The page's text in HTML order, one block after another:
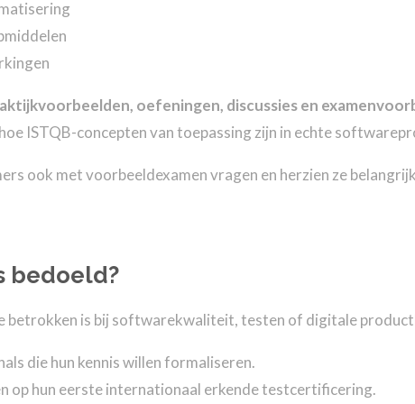
oefeningen, discussies en
ISTQB-concepten van toepassing zijn in echte
ook met voorbeeldexamen vragen en herzien ze
bedoeld?
betrokken is bij softwarekwaliteit, testen of digitale
die hun kennis willen formaliseren.
op hun eerste internationaal erkende testcertificering.